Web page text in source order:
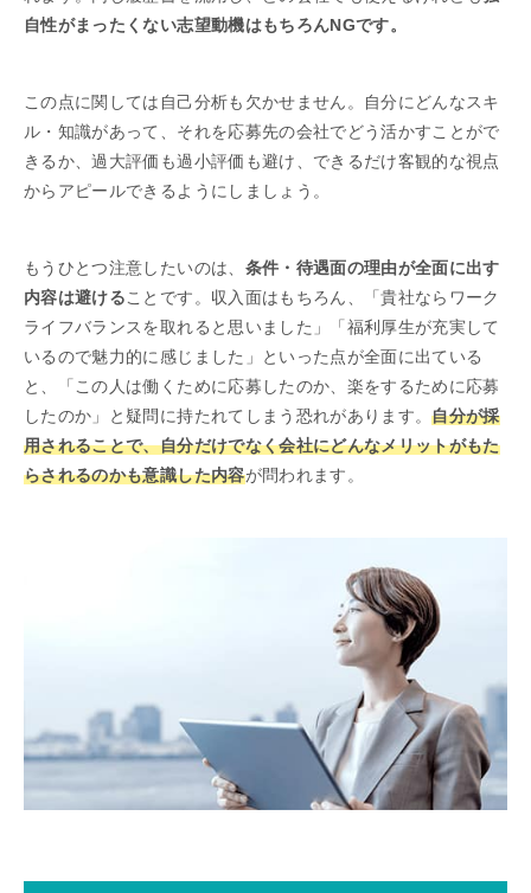
自性がまったくない志望動機はもちろんNGです。
この点に関しては自己分析も欠かせません。自分にどんなスキ
ル・知識があって、それを応募先の会社でどう活かすことがで
きるか、過大評価も過小評価も避け、できるだけ客観的な視点
からアピールできるようにしましょう。
もうひとつ注意したいのは、 条件・待遇面の理由が全面に出す
内容は避けることです。収入面はもちろん、「貴社ならワーク
ライフバランスを取れると思いました」「福利厚生が充実して
いるので魅力的に感じました」といった点が全面に出ている
と、「この人は働くために応募したのか、楽をするために応募
したのか」と疑問に持たれてしまう恐れがあります。自分が採
用されることで、自分だけでなく会社にどんなメリットがもた
らされるのかも意識した内容が問われます。